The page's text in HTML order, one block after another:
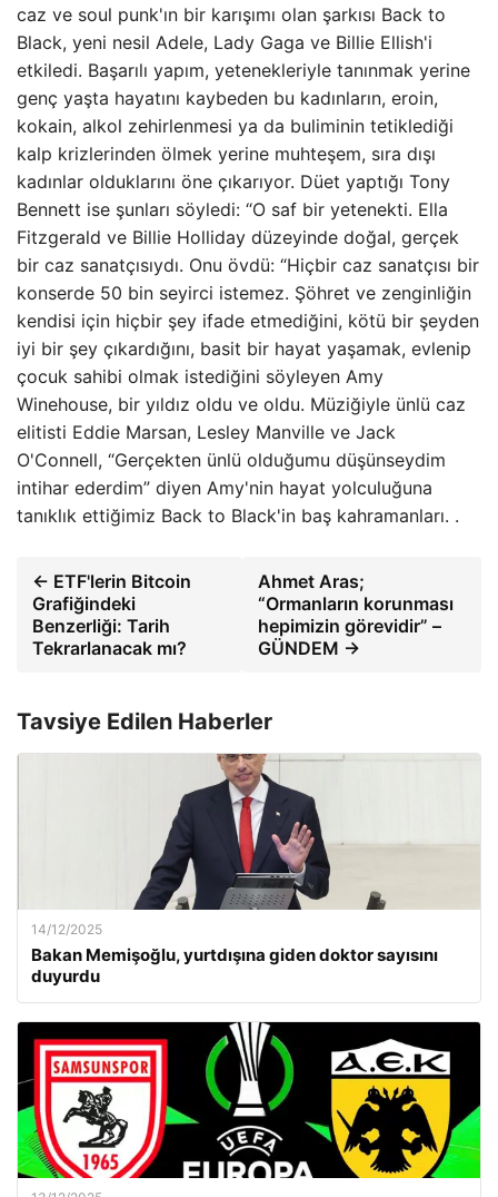
caz ve soul punk'ın bir karışımı olan şarkısı Back to
Black, yeni nesil Adele, Lady Gaga ve Billie Ellish'i
etkiledi. Başarılı yapım, yetenekleriyle tanınmak yerine
genç yaşta hayatını kaybeden bu kadınların, eroin,
kokain, alkol zehirlenmesi ya da buliminin tetiklediği
kalp krizlerinden ölmek yerine muhteşem, sıra dışı
kadınlar olduklarını öne çıkarıyor. Düet yaptığı Tony
Bennett ise şunları söyledi: “O saf bir yetenekti. Ella
Fitzgerald ve Billie Holliday düzeyinde doğal, gerçek
bir caz sanatçısıydı. Onu övdü: “Hiçbir caz sanatçısı bir
konserde 50 bin seyirci istemez. Şöhret ve zenginliğin
kendisi için hiçbir şey ifade etmediğini, kötü bir şeyden
iyi bir şey çıkardığını, basit bir hayat yaşamak, evlenip
çocuk sahibi olmak istediğini söyleyen Amy
Winehouse, bir yıldız oldu ve oldu. Müziğiyle ünlü caz
elitisti Eddie Marsan, Lesley Manville ve Jack
O'Connell, “Gerçekten ünlü olduğumu düşünseydim
intihar ederdim” diyen Amy'nin hayat yolculuğuna
tanıklık ettiğimiz Back to Black'in baş kahramanları. .
← ETF'lerin Bitcoin
Grafiğindeki
Benzerliği: Tarih
Tekrarlanacak mı?
Ahmet Aras;
“Ormanların korunması
hepimizin görevidir” –
GÜNDEM →
Tavsiye Edilen Haberler
14/12/2025
Bakan Memişoğlu, yurtdışına giden doktor sayısını
duyurdu